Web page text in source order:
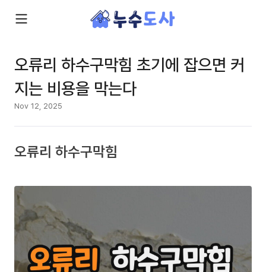
오류리 하수구막힘 초기에 잡으면 커
지는 비용을 막는다
Nov 12, 2025
오류리 하수구막힘